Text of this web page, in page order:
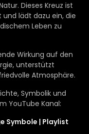
Dieses Kreuz ist
lädt dazu ein, die
Leben zu
Wirkung auf den
unterstützt
Atmosphäre.
Symbolik und
YouTube Kanal:
Symbole | Playlist